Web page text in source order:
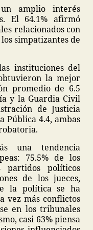
amplio interés
El 64.1% afirmó
relacionados con
simpatizantes de
instituciones del
la mejor
promedio de 6.5
y la Guardia Civil
de Justicia
Pública 4.4, ambas
una tendencia
75.5% de los
partidos políticos
de los jueces,
la política se ha
vez más conflictos
en los tribunales
casi 63% piensa